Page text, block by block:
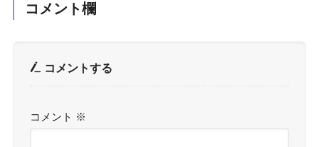
コメント欄
コメントする
コメント ※